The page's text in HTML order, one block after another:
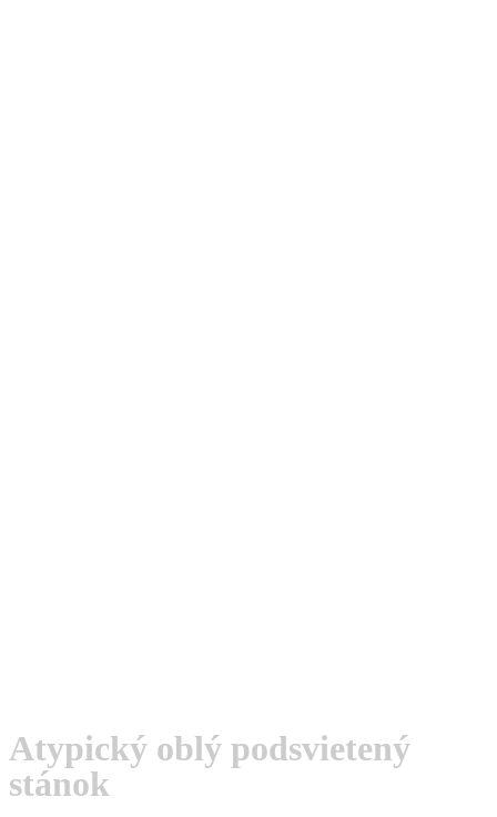
Atypický oblý podsvietený
stánok